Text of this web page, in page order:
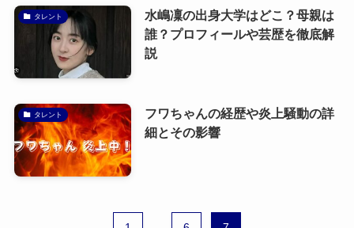
タレント
水嶋凜の出身大学はどこ？母親は
誰？プロフィールや芸歴を徹底解
説
タレント
フワちゃんの経歴や炎上騒動の詳
細とその影響